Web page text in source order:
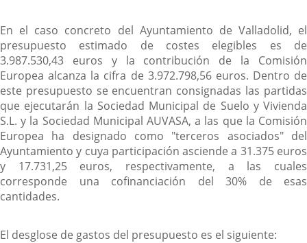
En el caso concreto del Ayuntamiento de Valladolid, el
presupuesto estimado de costes elegibles es de
3.987.530,43 euros y la contribución de la Comisión
Europea alcanza la cifra de 3.972.798,56 euros. Dentro de
este presupuesto se encuentran consignadas las partidas
que ejecutarán la Sociedad Municipal de Suelo y Vivienda
S.L. y la Sociedad Municipal AUVASA, a las que la Comisión
Europea ha designado como "terceros asociados" del
Ayuntamiento y cuya participación asciende a 31.375 euros
y 17.731,25 euros, respectivamente, a las cuales
corresponde una cofinanciación del 30% de esas
cantidades.
El desglose de gastos del presupuesto es el siguiente: